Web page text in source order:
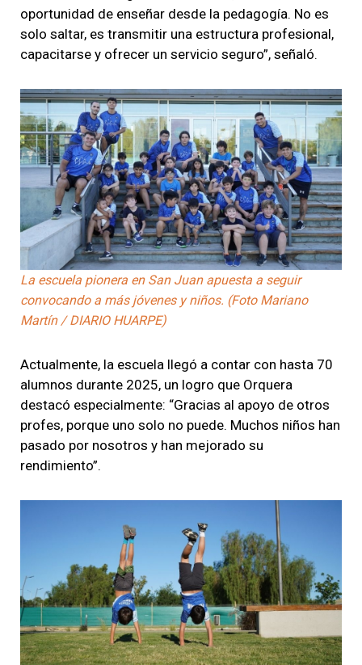
oportunidad de enseñar desde la pedagogía. No es
solo saltar, es transmitir una estructura profesional,
capacitarse y ofrecer un servicio seguro”, señaló.
La escuela pionera en San Juan apuesta a seguir
convocando a más jóvenes y niños. (Foto Mariano
Martín / DIARIO HUARPE)
Actualmente, la escuela llegó a contar con hasta 70
alumnos durante 2025, un logro que Orquera
destacó especialmente: “Gracias al apoyo de otros
profes, porque uno solo no puede. Muchos niños han
pasado por nosotros y han mejorado su
rendimiento”.